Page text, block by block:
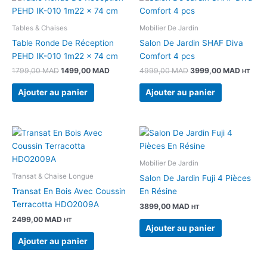
Tables & Chaises
Table Ronde De Réception
PEHD IK-010 1m22 x 74 cm
1799,00MAD
initial
1799,00 MAD.
1499,00 MAD
actuel
1499,00 MAD.
Ajouter au panier
Mobilier De Jardin
Salon De Jardin SHAF Diva
Comfort 4 pcs
4999,00MAD
initial
était :
4999,00 MAD.
3999,00 MAD HT
Ajouter au panier
Transat & Chaise Longue
Transat En Bois Avec Coussin
Terracotta HDO2009A
2499,00 MAD HT
Ajouter au panier
Mobilier De Jardin
Salon De Jardin Fuji 4 Pièces
En Résine
3899,00 MAD HT
Ajouter au panier